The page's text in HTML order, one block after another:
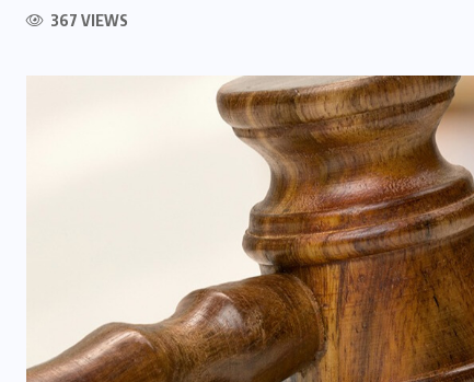
367 VIEWSdedicada al desmantelamiento de
7 AGOSTO, 2026